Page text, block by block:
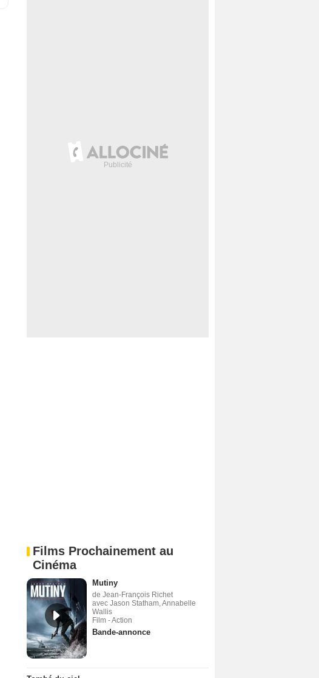
Films Prochainement au
Cinéma
Mutiny
de Jean-François Richet
avec Jason Statham, Annabelle
Wallis
Film - Action
Bande-annonce